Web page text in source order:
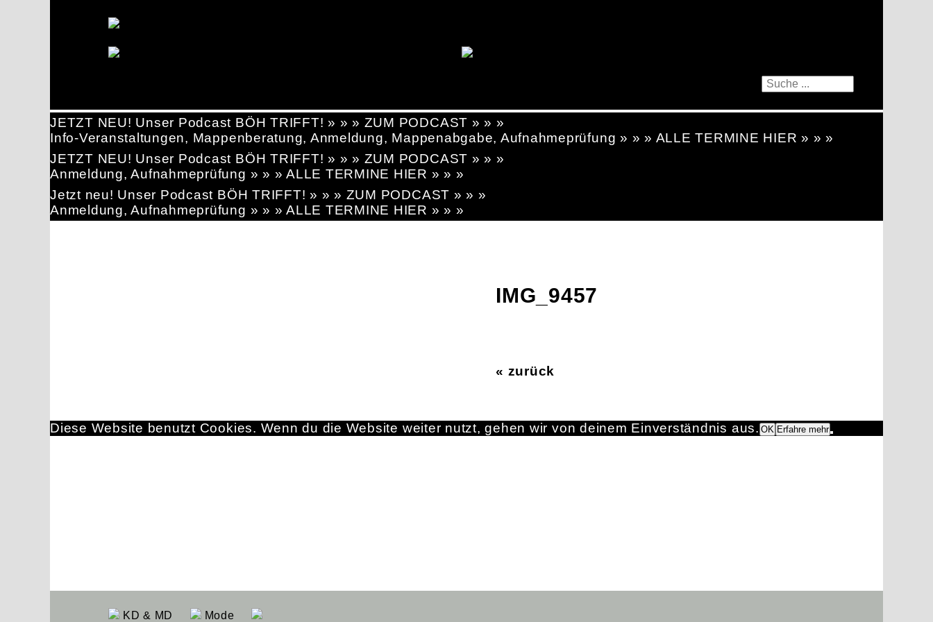
JETZT NEU! Unser Podcast BÖH TRIFFT! » » » ZUM PODCAST » » »
Info-Veranstaltungen, Mappenberatung, Anmeldung, Mappenabgabe, Aufnahmeprüfung » » » ALLE TERMINE HIER » » »
JETZT NEU! Unser Podcast BÖH TRIFFT! » » » ZUM PODCAST » » »
Anmeldung, Aufnahmeprüfung » » » ALLE TERMINE HIER » » »
Jetzt neu! Unser Podcast BÖH TRIFFT! » » » ZUM PODCAST » » »
Anmeldung, Aufnahmeprüfung » » » ALLE TERMINE HIER » » »
IMG_9457
« zurück
KD & MD Mode
Diese Website benutzt Cookies. Wenn du die Website weiter nutzt, gehen wir von deinem Einverständnis aus. OK Erfahre mehr